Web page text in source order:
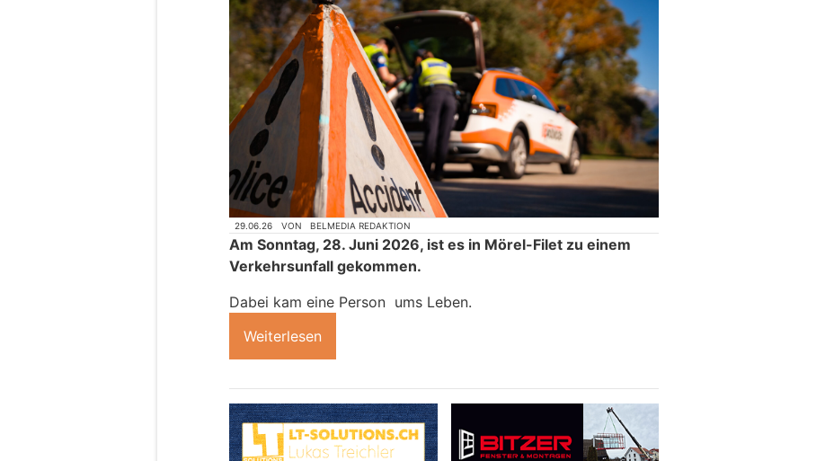
29.06.26 VON BELMEDIA REDAKTION
Am Sonntag, 28. Juni 2026, ist es in Mörel-Filet zu einem
Verkehrsunfall gekommen.
Dabei kam eine Person ums Leben.
Weiterlesen